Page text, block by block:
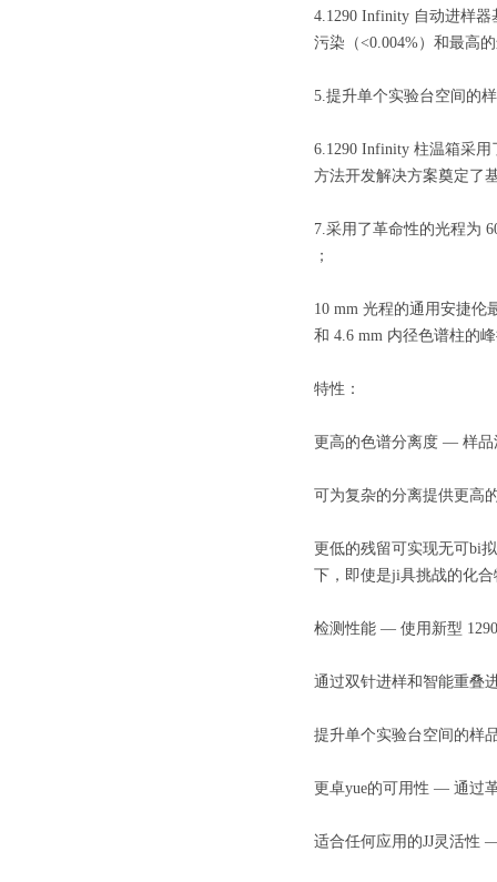
4.1290 Infinity 自动进样
污染（<0.004%）和最高
5.提升单个实验台空间的
6.1290 Infinity 柱温箱采
方法开发解决方案奠定了
7.采用了革命性的光程为
；
10 mm 光程的通用安捷伦
和 4.6 mm 内径色谱柱的
特性：
更高的色谱分离度 — 样品
可为复杂的分离提供更高
更低的残留可实现无可bi
下，即使是ji具挑战的化
检测性能 — 使用新型
通过双针进样和智能重叠
提升单个实验台空间的样
更卓yue的可用性 — 通过
适合任何应用的JJ灵活性